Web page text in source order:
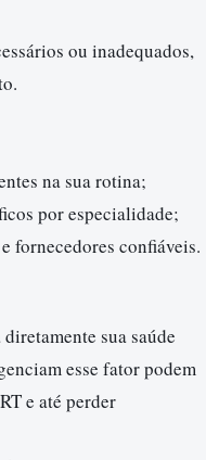
ou inadequados,
na sua rotina;
por especialidade;
fornecedores confiáveis.
sua saúde
esse fator podem
e até perder